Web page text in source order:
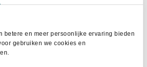
betere en meer persoonlijke ervaring bieden
gebruiken we cookies en
worden
de
productpagina